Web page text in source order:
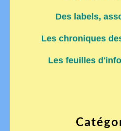
Des labels,
Les chroniques
Les feuilles